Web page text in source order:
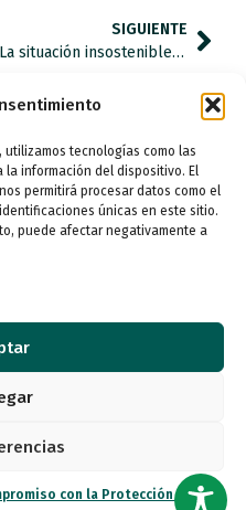
utilizamos tecnologías como las
información del dispositivo. El
permitirá procesar datos como el
únicas en este sitio.
puede afectar negativamente a
con la Protección de
SIGUIENTE
La situación insostenible de la educación especial